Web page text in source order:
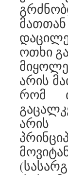
ოთხი
არის
რომ
არის